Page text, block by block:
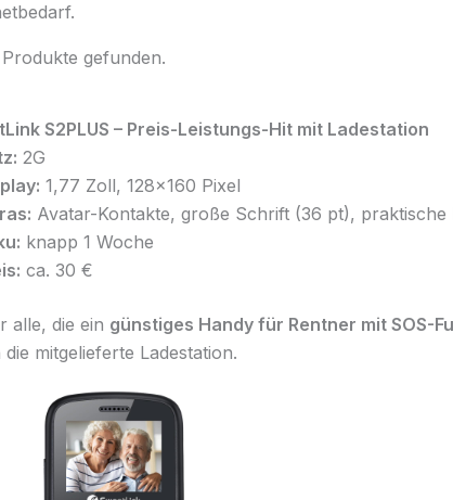
Produkte gefunden.
S2PLUS – Preis-Leistungs-Hit mit Ladestation
2G
1,77 Zoll, 128×160 Pixel
Avatar-Kontakte, große Schrift (36 pt), praktische
knapp 1 Woche
ca. 30 €
alle, die ein günstiges Handy für Rentner mit SOS-
mitgelieferte Ladestation.